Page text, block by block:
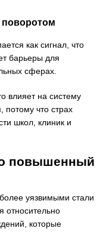
поворотом
как сигнал, что
барьеры для
сферах.
влияет на систему
потому что страх
школ, клиник и
повышенный
уязвимыми стали
относительно
которые